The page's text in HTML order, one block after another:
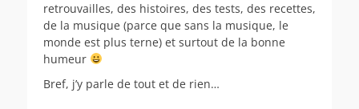
retrouvailles, des histoires, des tests, des recettes,
de la musique (parce que sans la musique, le
monde est plus terne) et surtout de la bonne
humeur
Bref, j’y parle de tout et de rien…